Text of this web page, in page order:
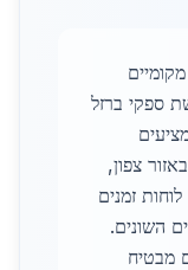
ספקי ברזל
צפון,
זמנים
השונים.
מבטיח